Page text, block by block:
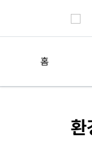
홈
환